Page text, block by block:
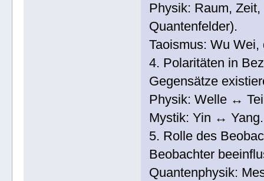
Physik: Raum,
Quantenfelder).
Taoismus: Wu
4. Polaritäten in
Gegensätze
Physik: Welle ↔
Mystik: Yin ↔ Yang.
5. Rolle des
Beobachter
Quantenphysik: